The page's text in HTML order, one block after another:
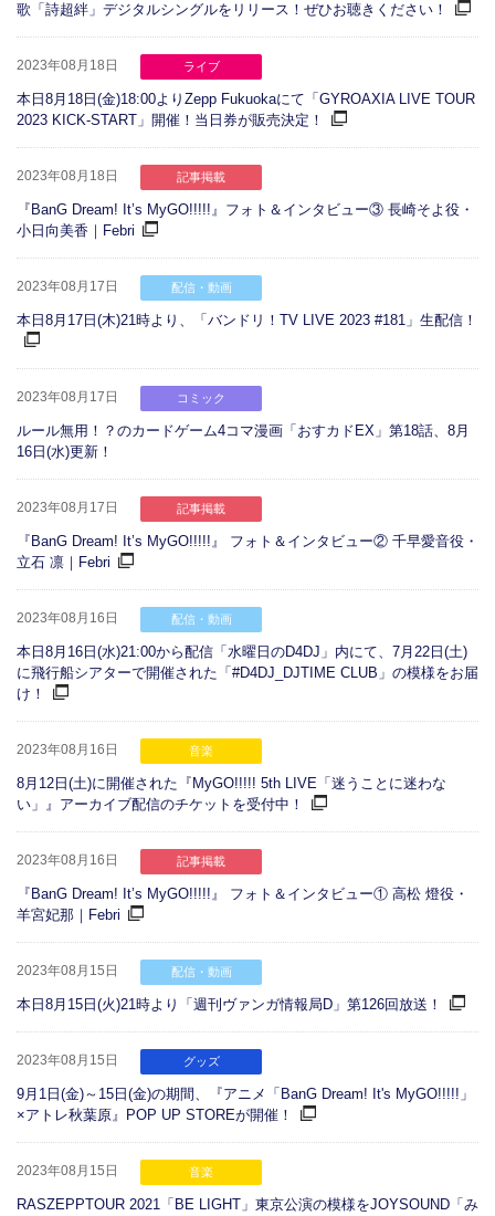
歌「詩超絆」デジタルシングルをリリース！ぜひお聴きください！
2023年08月18日 ライブ
本日8月18日(金)18:00よりZepp Fukuokaにて「GYROAXIA LIVE TOUR
2023 KICK-START」開催！当日券が販売決定！
2023年08月18日 記事掲載
『BanG Dream! It’s MyGO!!!!!』フォト＆インタビュー③ 長崎そよ役・
小日向美香｜Febri
2023年08月17日 配信・動画
本日8月17日(木)21時より、「バンドリ！TV LIVE 2023 #181」生配信！
2023年08月17日 コミック
ルール無用！？のカードゲーム4コマ漫画「おすカドEX」第18話、8月
16日(水)更新！
2023年08月17日 記事掲載
『BanG Dream! It’s MyGO!!!!!』 フォト＆インタビュー② 千早愛音役・
立石 凛｜Febri
2023年08月16日 配信・動画
本日8月16日(水)21:00から配信「水曜日のD4DJ」内にて、7月22日(土)
に飛行船シアターで開催された「#D4DJ_DJTIME CLUB」の模様をお届
け！
2023年08月16日 音楽
8月12日(土)に開催された『MyGO!!!!! 5th LIVE「迷うことに迷わな
い」』アーカイブ配信のチケットを受付中！
2023年08月16日 記事掲載
『BanG Dream! It’s MyGO!!!!!』 フォト＆インタビュー① 高松 燈役・
羊宮妃那｜Febri
2023年08月15日 配信・動画
本日8月15日(火)21時より「週刊ヴァンガ情報局D」第126回放送！
2023年08月15日 グッズ
9月1日(金)～15日(金)の期間、『アニメ「BanG Dream! It's MyGO!!!!!」
×アトレ秋葉原』POP UP STOREが開催！
2023年08月15日 音楽
RASZEPPTOUR 2021「BE LIGHT」東京公演の模様をJOYSOUND「み